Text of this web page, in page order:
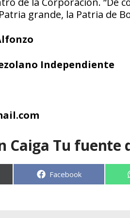
grande, la Patria de
Independiente
Caiga Tu fuente
Compartir
Facebook